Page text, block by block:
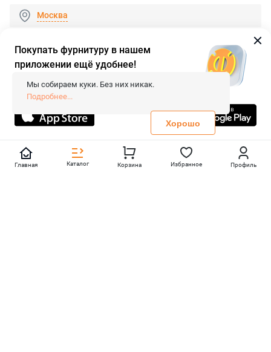
Москва
© 2026 «FieraShop.ru»
Сопровождение сайта
- Вебформат.
Все права защищены.
Не является публичной офертой
Политика конфиденциальности
Главная Каталог Корзина Избранное Профиль
Покупать фурнитуру в нашем
приложении ещё удобнее!
Мы собираем куки. Без них никак.
Подробнее...
Хорошо